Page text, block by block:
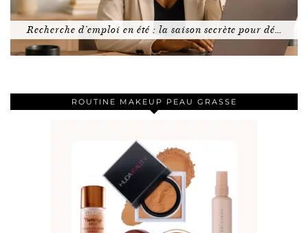
Recherche d’emploi en été : la saison secrète pour dé…
ROUTINE MAKEUP PEAU GRASSE